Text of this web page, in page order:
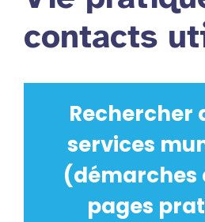
contacts
Rechercher
services
(démarches
pages